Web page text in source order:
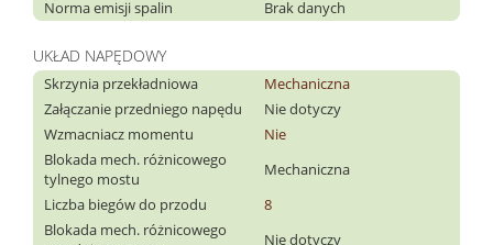
Norma emisji spalin
Brak danych
UKŁAD NAPĘDOWY
Skrzynia przekładniowa
Mechaniczna
Załączanie przedniego napędu
Nie dotyczy
Wzmacniacz momentu
Nie
Blokada mech. różnicowego
tylnego mostu
Mechaniczna
Liczba biegów do przodu
8
Blokada mech. różnicowego
Nie dotyczy